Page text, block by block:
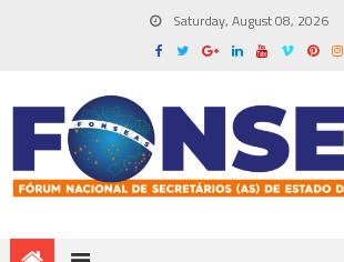
Saturday, August 08, 2026